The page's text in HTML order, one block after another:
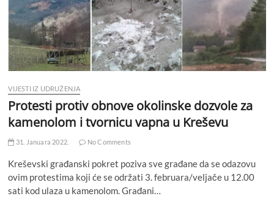
VIJESTI IZ UDRUŽENJA
Protesti protiv obnove okolinske dozvole za
kamenolom i tvornicu vapna u Kreševu
31. Januara 2022. No Comments
Kreševski građanski pokret poziva sve građane da se odazovu
ovim protestima koji će se održati 3. februara/veljače u 12.00
sati kod ulaza u kamenolom. Građani…